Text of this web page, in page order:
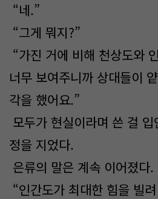
“네.”
“그게 뭐지?”
“가진 거에 비해 천상도와
너무 보여주니까 상대들이
각을 했어요.”
모두가 현실이라며 쓴 걸
정을 지었다.
은류의 말은 계속 이어졌다.
“인간도가 최대한 힘을 빌